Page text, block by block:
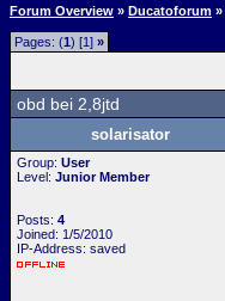
Forum Overview » Ducatoforum »
Pages: (1) [1] »
obd bei 2,8jtd
solarisator
Group: User
Level: Junior Member
Posts: 4
Joined: 1/5/2010
IP-Address: saved